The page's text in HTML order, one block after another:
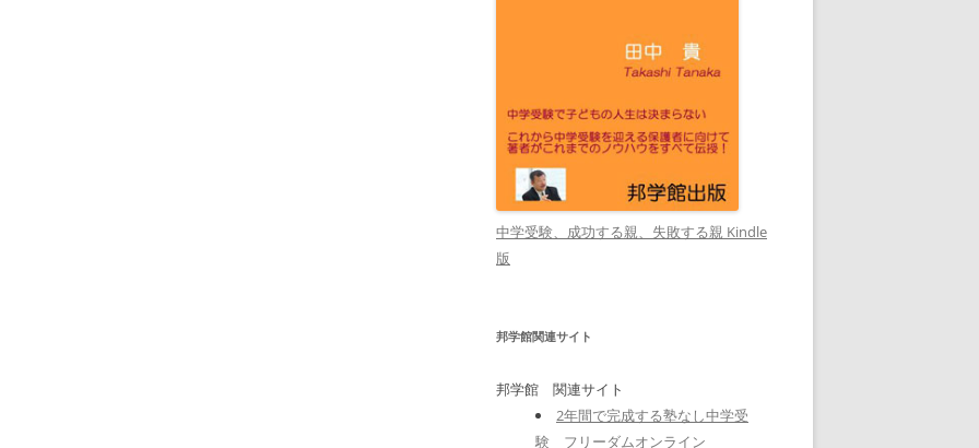
中学受験、成功する親、失敗する親 Kindle
版
邦学館関連サイト
邦学館 関連サイト
2年間で完成する塾なし中学受
験 フリーダムオンライン